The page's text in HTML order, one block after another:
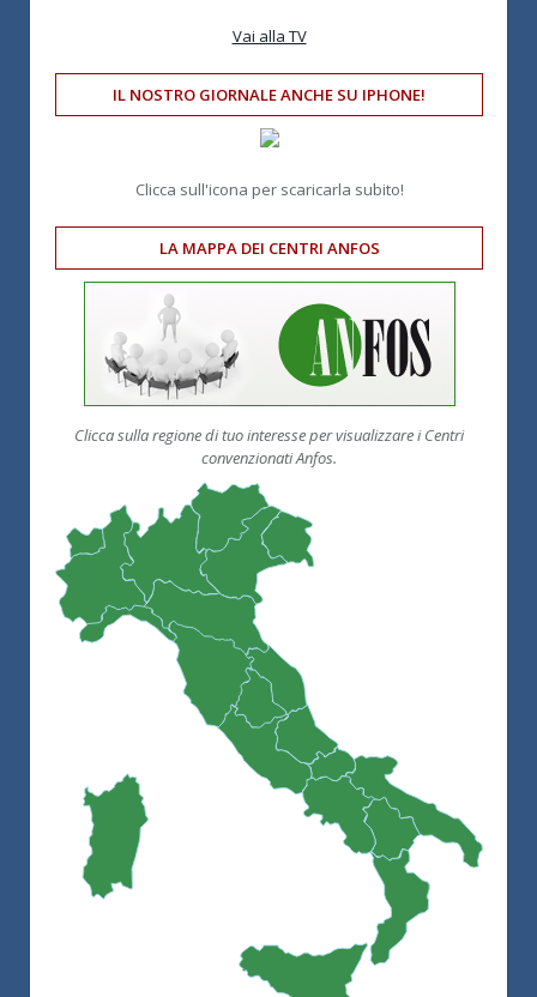
Vai alla TV
IL NOSTRO GIORNALE ANCHE SU IPHONE!
Clicca sull'icona per scaricarla subito!
LA MAPPA DEI CENTRI ANFOS
Clicca sulla regione di tuo interesse per visualizzare i Centri
convenzionati Anfos.